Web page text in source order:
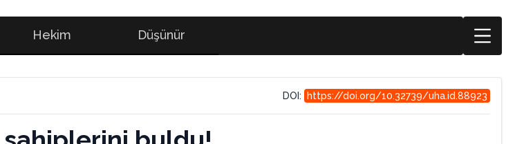
Hekim Düşünür
DOI: https://doi.org/10.32739/uha.id.88923